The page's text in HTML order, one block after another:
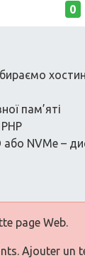
0
пам’яті
або NVMe –
page Web.
Ajouter un